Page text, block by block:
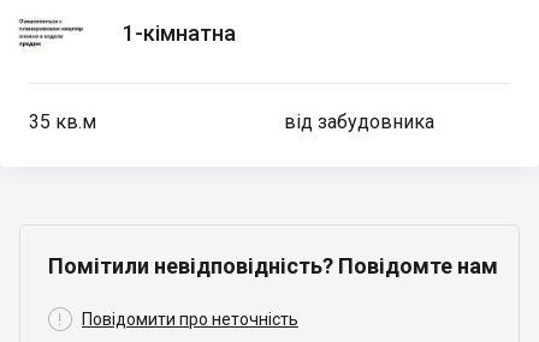
1-кімнатна
35 кв.м від забудовника
Помітили невідповідність? Повідомте нам
 Повідомити про неточність